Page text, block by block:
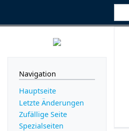
Navigation
Hauptseite
Letzte Änderungen
Zufällige Seite
Spezialseiten